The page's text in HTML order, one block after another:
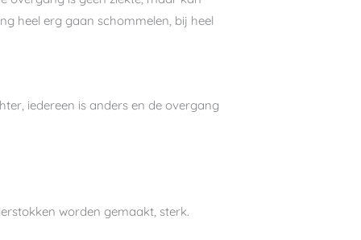
heel erg gaan schommelen, bij heel
iedereen is anders en de overgang
worden gemaakt, sterk.